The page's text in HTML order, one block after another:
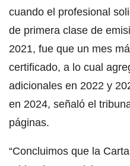
cuando el profesional
de primera clase de
2021, fue que un mes
certificado, a lo cual
adicionales en 2022 y
en 2024, señaló el
páginas.
“Concluimos que la